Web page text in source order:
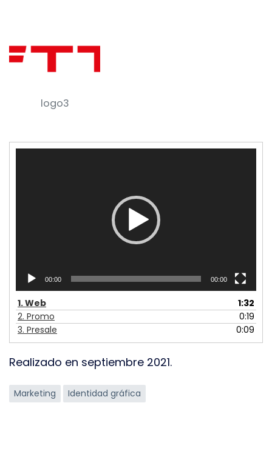
logo3
00:00 00:00
1.Web
1:32
2. Promo
0:19
3. Presale 0:09
Realizado en septiembre 2021.
Etiquetas
Marketing Identidad gráfica